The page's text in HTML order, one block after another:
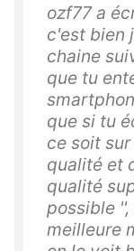
ozf77 a
c'est bien
chaine
que tu
que si tu
ce soit
qualité et
qualité
possible
meilleure